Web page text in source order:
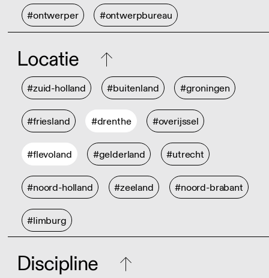
#ontwerper #ontwerpbureau
Locatie
#zuid-holland #buitenland #groningen
#friesland #drenthe #overijssel
#flevoland #gelderland #utrecht
#noord-holland #zeeland #noord-brabant
#limburg
Discipline